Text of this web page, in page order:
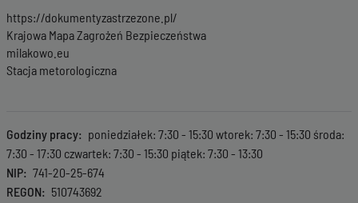
https://dokumentyzastrzezone.pl/
Krajowa Mapa Zagrożeń Bezpieczeństwa
milakowo.eu
Stacja metorologiczna
Godziny pracy
poniedziałek: 7:30 - 15:30 wtorek: 7:30 - 15:30 środa:
7:30 - 17:30 czwartek: 7:30 - 15:30 piątek: 7:30 - 13:30
NIP
741-20-25-674
REGON
510743692